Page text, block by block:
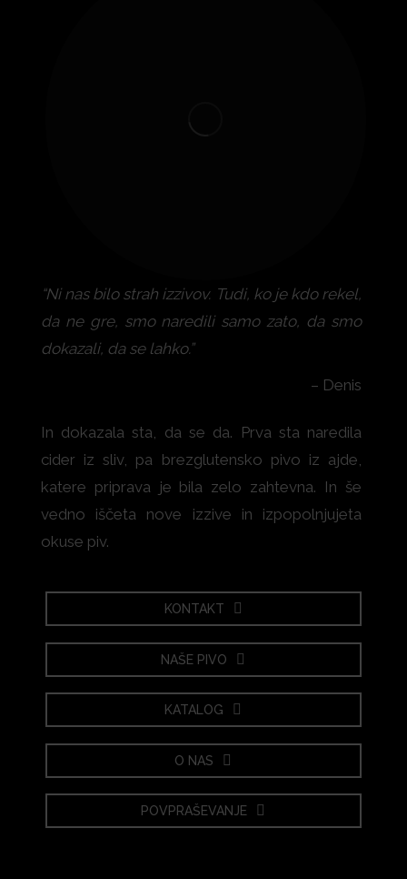
“Ni nas bilo strah izzivov. Tudi, ko je kdo rekel,
da ne gre, smo naredili samo zato, da smo
dokazali, da se lahko.”
– Denis
In dokazala sta, da se da. Prva sta naredila
cider iz sliv, pa brezglutensko pivo iz ajde,
katere priprava je bila zelo zahtevna. In še
vedno iščeta nove izzive in izpopolnjujeta
okuse piv.
KONTAKT
NAŠE PIVO
KATALOG
O NAS
POVPRAŠEVANJE